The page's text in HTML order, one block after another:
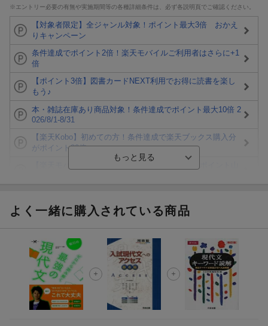
※エントリー必要の有無や実施期間等の各種詳細条件は、必ず各説明頁でご確認ください。
【対象者限定】全ジャンル対象！ポイント最大3倍 おかえ
りキャンペーン
条件達成でポイント2倍！楽天モバイルご利用者はさらに+1
倍
【ポイント3倍】図書カードNEXT利用でお得に読書を楽し
もう♪
本・雑誌在庫あり商品対象！条件達成でポイント最大10倍 2
026/8/1-8/31
【楽天Kobo】初めての方！条件達成で楽天ブックス購入分
がポイント20倍
ト山分け
楽天モバイル紹介キャンペーンの拡散で300円OFFクーポン
進呈
条件達成で楽天限定・宝塚歌劇 宙組貸切公演ペアチケット
が当たる
よく一緒に購入されている商品